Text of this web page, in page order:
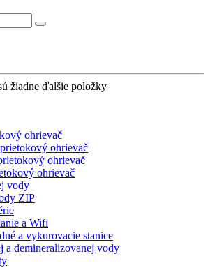
žiadne ďalšie položky
ohrievač
ohrievač
ohrievač
ohrievač
vody
ZIP
a Wifi
a vykurovacie stanice
a demineralizovanej vody